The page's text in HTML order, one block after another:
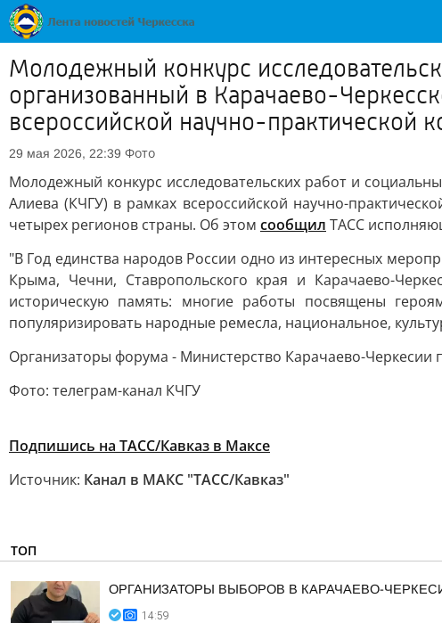
Молодежный конкурс
организованный в Карачаево-
всероссийской научно-практической
29 мая 2026, 22:39 Фото
Молодежный конкурс исследовательских работ и
Алиева (КЧГУ) в рамках всероссийской научно-
четырех регионов страны. Об этом сообщил ТАСС
"В Год единства народов России одно из интересных
Крыма, Чечни, Ставропольского края и Карачаево-
историческую память: многие работы посвящены
популяризировать народные ремесла, национальное,
Организаторы форума - Министерство Карачаево-
Фото: телеграм-канал КЧГУ
Подпишись на ТАСС/Кавказ в Максе
Источник: Канал в МАКС "ТАСС/Кавказ"
ТОП
ОРГАНИЗАТОРЫ ВЫБОРОВ В КАРАЧАЕВО-
14:59